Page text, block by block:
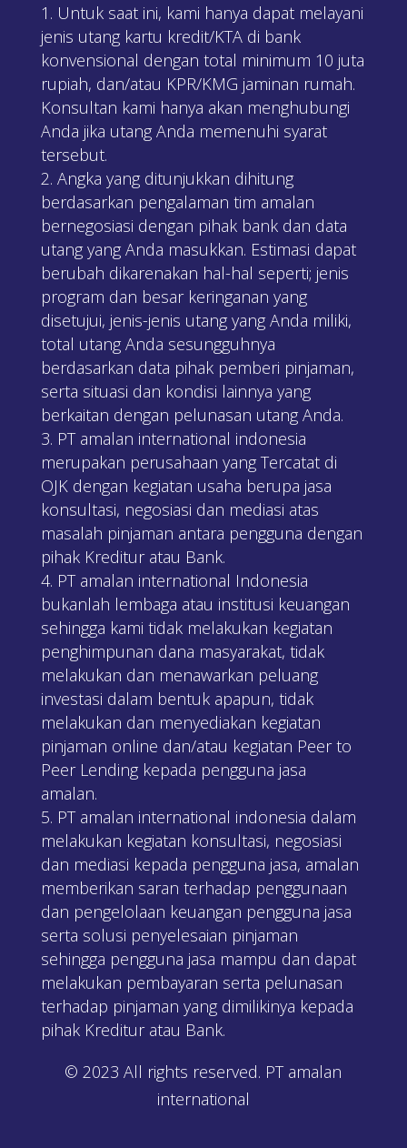
Untuk saat ini, kami hanya dapat melayani
jenis utang kartu kredit/KTA di bank
konvensional dengan total minimum 10 juta
rupiah, dan/atau KPR/KMG jaminan rumah.
Konsultan kami hanya akan menghubungi
Anda jika utang Anda memenuhi syarat
tersebut.
Angka yang ditunjukkan dihitung
berdasarkan pengalaman tim amalan
bernegosiasi dengan pihak bank dan data
utang yang Anda masukkan. Estimasi dapat
berubah dikarenakan hal-hal seperti; jenis
program dan besar keringanan yang
disetujui, jenis-jenis utang yang Anda miliki,
total utang Anda sesungguhnya
berdasarkan data pihak pemberi pinjaman,
serta situasi dan kondisi lainnya yang
berkaitan dengan pelunasan utang Anda.
PT amalan international indonesia
merupakan perusahaan yang Tercatat di
OJK dengan kegiatan usaha berupa jasa
konsultasi, negosiasi dan mediasi atas
masalah pinjaman antara pengguna dengan
pihak Kreditur atau Bank.
PT amalan international Indonesia
bukanlah lembaga atau institusi keuangan
sehingga kami tidak melakukan kegiatan
penghimpunan dana masyarakat, tidak
melakukan dan menawarkan peluang
investasi dalam bentuk apapun, tidak
melakukan dan menyediakan kegiatan
pinjaman online dan/atau kegiatan Peer to
Peer Lending kepada pengguna jasa
amalan.
PT amalan international indonesia dalam
melakukan kegiatan konsultasi, negosiasi
dan mediasi kepada pengguna jasa, amalan
memberikan saran terhadap penggunaan
dan pengelolaan keuangan pengguna jasa
serta solusi penyelesaian pinjaman
sehingga pengguna jasa mampu dan dapat
melakukan pembayaran serta pelunasan
terhadap pinjaman yang dimilikinya kepada
pihak Kreditur atau Bank.
© 2023 All rights reserved. PT amalan
international